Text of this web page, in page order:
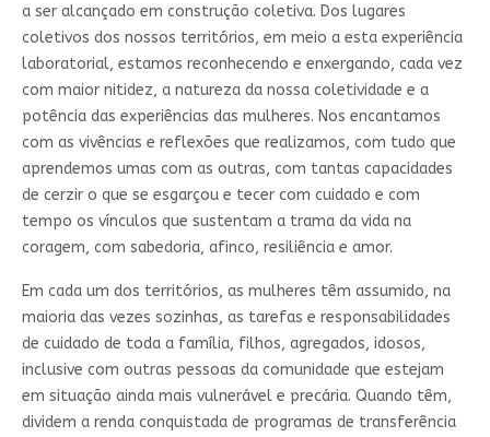
a ser alcançado em construção coletiva. Dos lugares
coletivos dos nossos territórios, em meio a esta experiência
laboratorial, estamos reconhecendo e enxergando, cada vez
com maior nitidez, a natureza da nossa coletividade e a
potência das experiências das mulheres. Nos encantamos
com as vivências e reflexões que realizamos, com tudo que
aprendemos umas com as outras, com tantas capacidades
de cerzir o que se esgarçou e tecer com cuidado e com
tempo os vínculos que sustentam a trama da vida na
coragem, com sabedoria, afinco, resiliência e amor.
Em cada um dos territórios, as mulheres têm assumido, na
maioria das vezes sozinhas, as tarefas e responsabilidades
de cuidado de toda a família, filhos, agregados, idosos,
inclusive com outras pessoas da comunidade que estejam
em situação ainda mais vulnerável e precária. Quando têm,
dividem a renda conquistada de programas de transferência